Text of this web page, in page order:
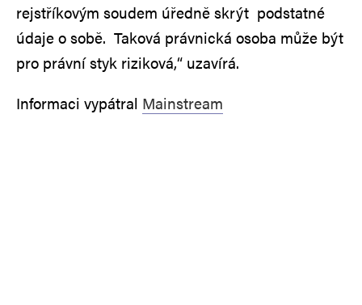
rejstříkovým soudem úředně skrýt podstatné
údaje o sobě. Taková právnická osoba může být
pro právní styk riziková,“ uzavírá.
Informaci vypátral Mainstream